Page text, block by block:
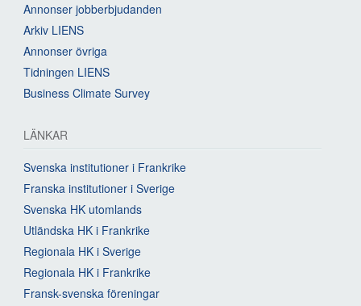
Annonser jobberbjudanden
Arkiv LIENS
Annonser övriga
Tidningen LIENS
Business Climate Survey
LÄNKAR
Svenska institutioner i Frankrike
Franska institutioner i Sverige
Svenska HK utomlands
Utländska HK i Frankrike
Regionala HK i Sverige
Regionala HK i Frankrike
Fransk-svenska föreningar